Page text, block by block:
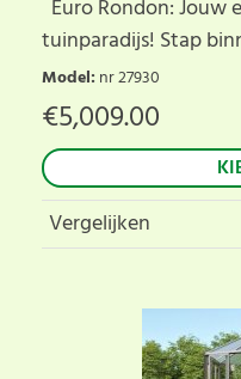
Euro Rondon: Jouw
tuinparadijs! Stap
Model: nr 27930
€5,009.00
Vergelijken